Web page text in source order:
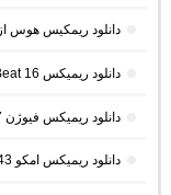
دانلود ریمکیس هوس
دانلود ریمیکس AM Beat 16 از دیجی AMB (پادکست طولانی شنیدنی)
دانلود ریمیکس فیوژن 17 از لیروی بیتز
دانلود ریمیکس امکو 43 از دیجی ام کو (پادکست طولانی عاشقانه)